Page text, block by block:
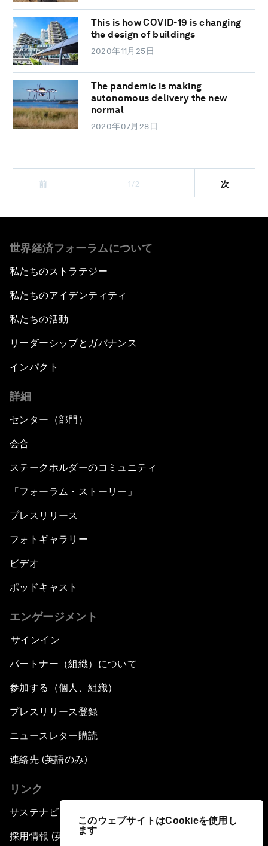
このウェブサイトはCookieを使用し
ます
This is how COVID-19 is changing
the design of buildings
2020年11月25日
The pandemic is making
autonomous delivery the new
normal
2020年07月28日
前 1/2 次
世界経済フォーラムについて
私たちのストラテジー
私たちのアイデンティティ
私たちの活動
リーダーシップとガバナンス
インパクト
詳細
センター（部門）
会合
ステークホルダーのコミュニティ
「フォーラム・ストーリー」
プレスリリース
フォトギャラリー
ビデオ
ポッドキャスト
エンゲージメント
サインイン
パートナー（組織）について
参加する（個人、組織）
プレスリリース登録
ニュースレター購読
連絡先 (英語のみ)
リンク
サステナビリティへの取り組み
採用情報 (英語のみ)